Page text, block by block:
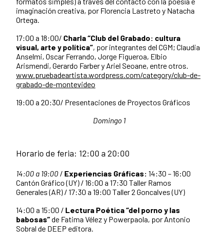
imaginación creativa, por Florencia Lastreto y Natacha
Ortega.
17:00 a 18:00/ Charla “Club del Grabado: cultura
visual, arte y política”, por integrantes del CGM; Claudia
Anselmi, Oscar Ferrando, Jorge Figueroa, Elbio
Arismendi, Gerardo Farber y Ariel Seoane, entre otros.
www.pruebadeartista.wordpress.com/category/club-de-
grabado-de-montevideo
19:00 a 20:30/ Presentaciones de Proyectos Gráficos
Domingo 1
Horario de feria: 12:00 a 20:00
14:00 a 19:00 / Experiencias Gráficas: 14:30 – 16:00
Cantón Gráfico (UY) / 16:00 a 17:30 Taller Ramos
Generales (AR) / 17:30 a 19:00 Taller 2 Goncalves (UY)
14:00 a 15:00 / Lectura Poética “del porno y las
babosas”de Fatima Vélez y Powerpaola, por Antonio
Sobral de DEEP editora.